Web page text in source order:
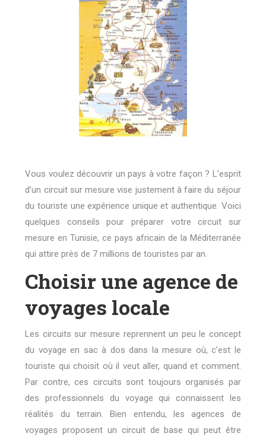
Vous voulez découvrir un pays à votre façon ? L’esprit
d’un circuit sur mesure vise justement à faire du séjour
du touriste une expérience unique et authentique. Voici
quelques conseils pour préparer votre circuit sur
mesure en Tunisie, ce pays africain de la Méditerranée
qui attire près de 7 millions de touristes par an.
Choisir une agence de
voyages locale
Les circuits sur mesure reprennent un peu le concept
du voyage en sac à dos dans la mesure où, c’est le
touriste qui choisit où il veut aller, quand et comment.
Par contre, ces circuits sont toujours organisés par
des professionnels du voyage qui connaissent les
réalités du terrain. Bien entendu, les agences de
voyages proposent un circuit de base qui peut être